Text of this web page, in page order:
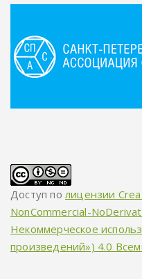
Доступ по лицензии
NonCommercial-
Некоммерческое
произведений») 4.0